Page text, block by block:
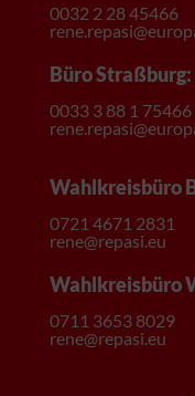
0032 2 28 45466
Büro Straßburg:
0033 3 88 1 75466
Wahlkreisbüro
0721 4671 2831
rene@repasi.eu
Wahlkreisbüro
0711 3653 8029
rene@repasi.eu